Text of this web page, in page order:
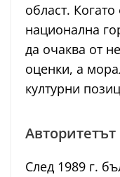
област.
национална
да очаква от
оценки, а
културни
Авторитетът
След 1989 г.